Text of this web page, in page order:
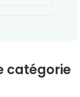
catégorie